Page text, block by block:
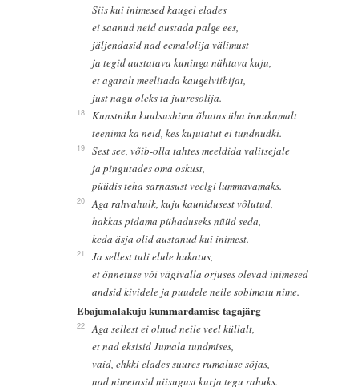
Siis kui inimesed kaugel elades
ei saanud neid austada palge ees,
jäljendasid nad eemalolija välimust
ja tegid austatava kuninga nähtava kuju,
et agaralt meelitada kaugelviibijat,
just nagu oleks ta juuresolija.
18
Kunstniku kuulsushimu õhutas üha innukamalt
teenima ka neid, kes kujutatut ei tundnudki.
19
Sest see, võib-olla tahtes meeldida valitsejale
ja pingutades oma oskust,
püüdis teha sarnasust veelgi lummavamaks.
20
Aga rahvahulk, kuju kaunidusest võlutud,
hakkas pidama pühaduseks nüüd seda,
keda äsja olid austanud kui inimest.
21
Ja sellest tuli elule hukatus,
et õnnetuse või vägivalla orjuses olevad inimesed
andsid kividele ja puudele neile sobimatu nime.
Ebajumalakuju kummardamise tagajärg
22
Aga sellest ei olnud neile veel küllalt,
et nad eksisid Jumala tundmises,
vaid, ehkki elades suures rumaluse sõjas,
nad nimetasid niisugust kurja tegu rahuks.